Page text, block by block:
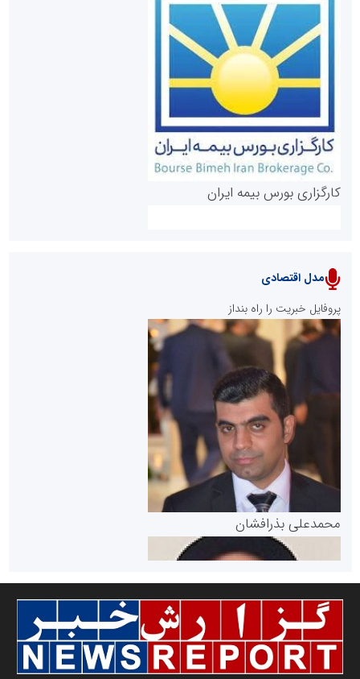
روابط عمومی خبرگزاری گزارش خبر
پایگاه خبری نهضت ملی مسکن
پایگاه خبری گفتمان یزد
کارگزاری بورس بیمه ایران
سازمان بورس و اوراق بهادار
مرجع اخبار موثق در بازارسرمایه
سازمان صنعت،معدن و تجارت
مدل اقتصادی
پروفایل خبریت را راه بنداز
محمدعلی بذرافشان